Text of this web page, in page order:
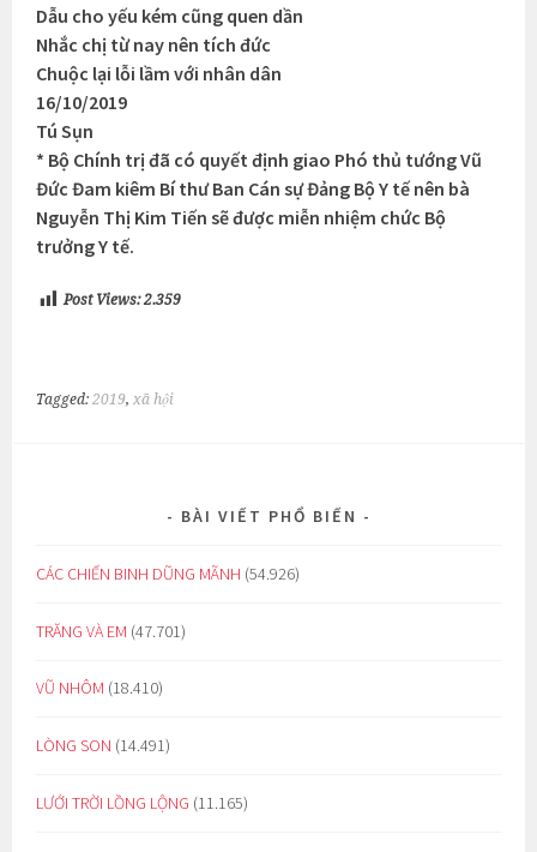
Dẫu cho yếu kém cũng quen dần
Nhắc chị từ nay nên tích đức
Chuộc lại lỗi lầm với nhân dân
16/10/2019
Tú Sụn
* Bộ Chính trị đã có quyết định giao Phó thủ tướng Vũ
Đức Đam kiêm Bí thư Ban Cán sự Đảng Bộ Y tế nên bà
Nguyễn Thị Kim Tiến sẽ được miễn nhiệm chức Bộ
trưởng Y tế.
Post Views: 2.359
Tagged:2019, xã hội
BÀI VIẾT PHỔ BIẾN
CÁC CHIẾN BINH DŨNG MÃNH (54.926)
TRĂNG VÀ EM (47.701)
VŨ NHÔM (18.410)
LÒNG SON (14.491)
LƯỚI TRỜI LỒNG LỘNG (11.165)